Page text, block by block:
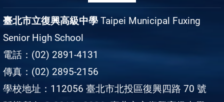
臺北市立復興高級中學 Taipei Municipal Fuxing
Senior High School
電話：(02) 2891-4131
傳真：(02) 2895-2156
學校地址：112056 臺北市北投區復興四路 70 號